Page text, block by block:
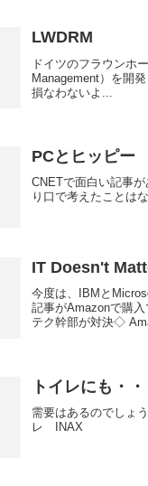
LWDRM
ドイツのフラウンホ
Management）を開
損なわないよ...
PCとヒッピー
CNETで面白い記事
り口で考えたことは
IT Doesn't
今度は、IBMと
記事がAmazonで購
テク幹部が対決◇
トイレにも・・
需要はあるのでしょ
レ INAX